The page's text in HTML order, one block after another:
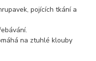
pojících tkání a
na ztuhlé klouby